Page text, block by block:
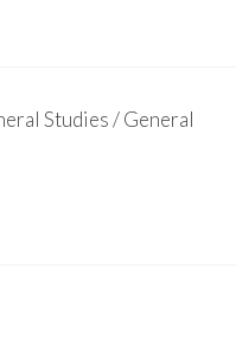
Studies / General